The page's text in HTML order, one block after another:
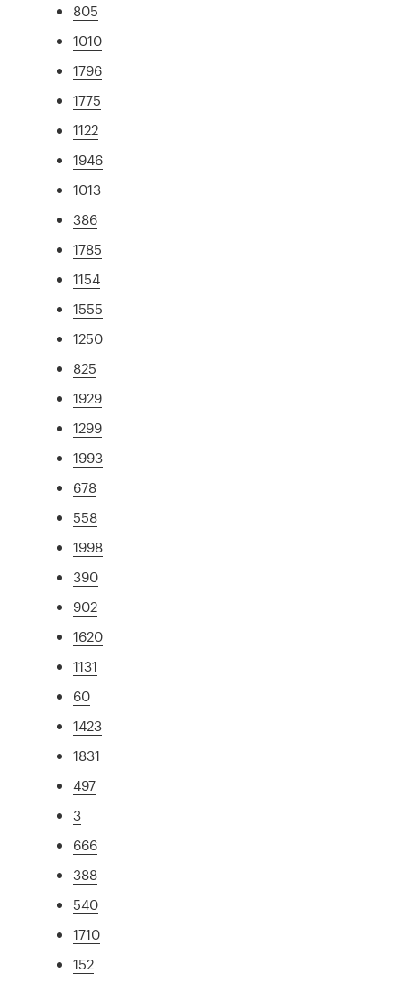
805
1010
1796
1775
1122
1946
1013
386
1785
1154
1555
1250
825
1929
1299
1993
678
558
1998
390
902
1620
1131
60
1423
1831
497
3
666
388
540
1710
152